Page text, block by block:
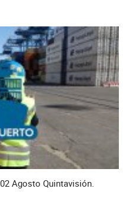
Agosto Quintavisión.